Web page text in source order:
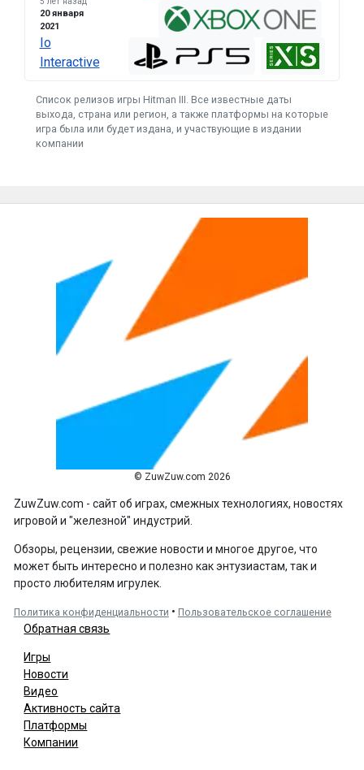
20 января
2021
Io
Interactive
Список релизов игры Hitman III. Все известные даты
выхода, страна или регион, а также платформы на которые
игра была или будет издана, и участвующие в издании
компании
© ZuwZuw.com 2026
ZuwZuw.com - сайт об играх, смежных технологиях, новостях
игровой и "железной" индустрий.
Обзоры, рецензии, свежие новости и многое другое, что
может быть интересно и полезно как энтузиастам, так и
просто любителям игрулек.
Политика конфиденциальности • Пользовательское соглашение
Обратная связь
Игры
Новости
Видео
Активность сайта
Платформы
Компании